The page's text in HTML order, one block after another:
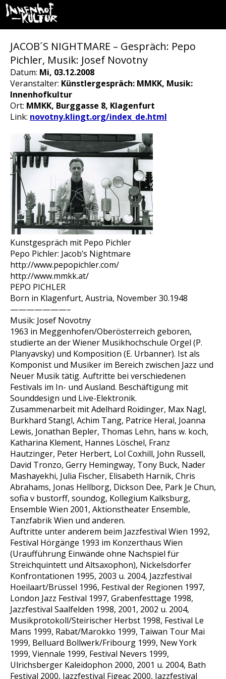
JACOB´S NIGHTMARE – Gespräch: Pepo
Pichler, Musik: Josef Novotny
Datum: Mi, 03.12.2008
Veranstalter: Künstlergespräch: MMKK, Musik:
Innenhofkultur
Ort: MMKK, Burggasse 8, Klagenfurt
Link: novotny.klingt.org/index_de.html
Kunstgespräch mit Pepo Pichler
Pepo Pichler: Jacob’s Nightmare
http://www.pepopichler.com/
http://www.mmkk.at/
PEPO PICHLER
Born in Klagenfurt, Austria, November 30.1948
———————–
Musik: Josef Novotny
1963 in Meggenhofen/Oberösterreich geboren,
studierte an der Wiener Musikhochschule Orgel (P.
Planyavsky) und Komposition (E. Urbanner). Ist als
Komponist und Musiker im Bereich zwischen Jazz und
Neuer Musik tätig. Auftritte bei verschiedenen
Festivals im In- und Ausland. Beschäftigung mit
Sounddesign und Live-Elektronik.
Zusammenarbeit mit Adelhard Roidinger, Max Nagl,
Burkhard Stangl, Achim Tang, Patrice Heral, Joanna
Lewis, Jonathan Bepler, Thomas Lehn, hans w. koch,
Katharina Klement, Hannes Löschel, Franz
Hautzinger, Peter Herbert, Lol Coxhill, John Russell,
David Tronzo, Gerry Hemingway, Tony Buck, Nader
Mashayekhi, Julia Fischer, Elisabeth Harnik, Chris
Abrahams, Jonas Hellborg, Dickson Dee, Park Je Chun,
sofia v bustorff, soundog, Kollegium Kalksburg,
Ensemble Wien 2001, Aktionstheater Ensemble,
Tanzfabrik Wien und anderen.
Auftritte unter anderem beim Jazzfestival Wien 1992,
Festival Hörgänge 1993 im Konzerthaus Wien
(Uraufführung Einwände ohne Nachspiel für
Streichquintett und Altsaxophon), Nickelsdorfer
Konfrontationen 1995, 2003 u. 2004, Jazzfestival
Hoeilaart/Brüssel 1996, Festival der Regionen 1997,
London Jazz Festival 1997, Grabenfesttage 1998,
Jazzfestival Saalfelden 1998, 2001, 2002 u. 2004,
Musikprotokoll/Steirischer Herbst 1998, Festival Le
Mans 1999, Rabat/Marokko 1999, Taiwan Tour Mai
1999, Belluard Bollwerk/Fribourg 1999, New York
1999, Viennale 1999, Festival Nevers 1999,
Ulrichsberger Kaleidophon 2000, 2001 u. 2004, Bath
Festival 2000, Jazzfestival Figeac 2000, Jazzfestival